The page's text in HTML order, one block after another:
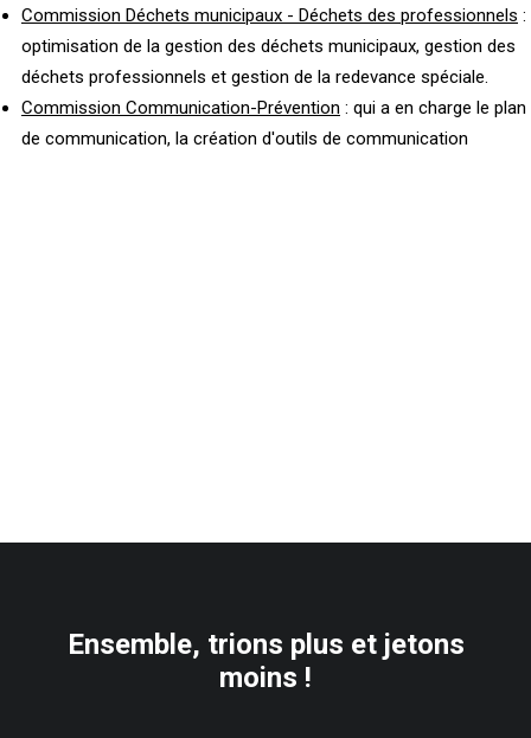
Commission Déchets municipaux - Déchets des professionnels :
optimisation de la gestion des déchets municipaux, gestion des
déchets professionnels et gestion de la redevance spéciale.
Commission Communication-Prévention : qui a en charge le plan
de communication, la création d'outils de communication
Ensemble, trions plus et jetons
moins !